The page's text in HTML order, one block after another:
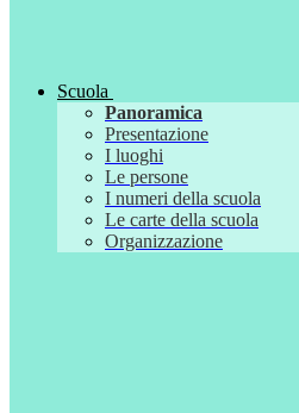
Scuola
Panoramica
Presentazione
I luoghi
Le persone
I numeri della scuola
Le carte della scuola
Organizzazione